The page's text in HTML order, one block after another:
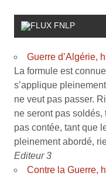
FNLP
Guerre d’Algérie,
La formule est
s’applique
ne veut pas passer.
ne seront pas soldés,
pas contée, tant que
pleinement abordé,
Editeur 3
Contre la Guerre,